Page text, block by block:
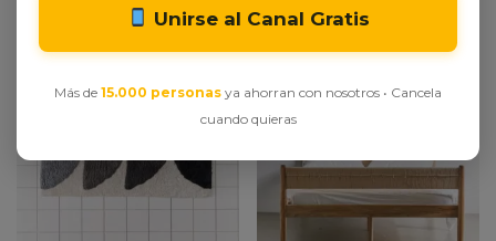
Unirse al Canal Gratis
Más de 15.000 personas ya ahorran con nosotros • Cancela
cuando quieras